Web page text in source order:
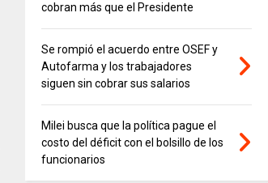
cobran más que el Presidente
Se rompió el acuerdo entre OSEF y
Autofarma y los trabajadores
siguen sin cobrar sus salarios
Milei busca que la política pague el
costo del déficit con el bolsillo de los
funcionarios